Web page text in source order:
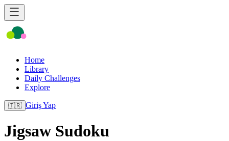
Home
Library
Daily Challenges
Explore
🇹🇷 Giriş Yap
Jigsaw Sudoku